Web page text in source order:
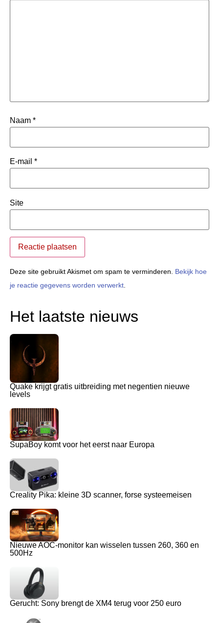
Naam *
E-mail *
Site
Deze site gebruikt Akismet om spam te verminderen. Bekijk hoe
je reactie gegevens worden verwerkt
Het laatste nieuws
Quake krijgt gratis uitbreiding met negentien nieuwe
levels
SupaBoy komt voor het eerst naar Europa
Creality Pika: kleine 3D scanner, forse systeemeisen
Nieuwe AOC-monitor kan wisselen tussen 260, 360 en
500Hz
Gerucht: Sony brengt de XM4 terug voor 250 euro